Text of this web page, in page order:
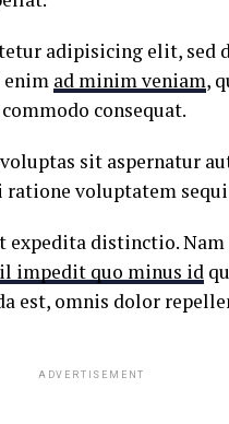
adipisicing elit, sed
enim ad minim veniam,
consequat.
sit aspernatur
ratione voluptatem
expedita distinctio.
impedit quo minus id
est, omnis dolor
ADVERTISEMENT